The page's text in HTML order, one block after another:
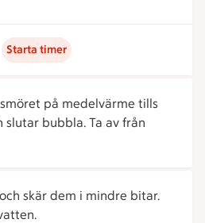
Starta timer
på medelvärme tills
bubbla. Ta av från
skär dem i mindre bitar.